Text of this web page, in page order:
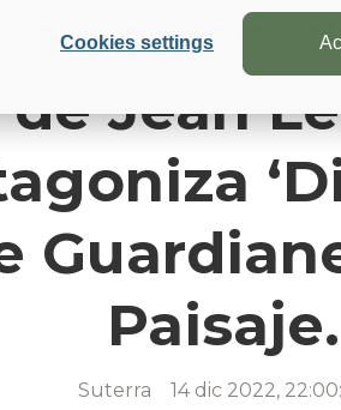
Cookies settings
Torres,
de Jean
Paisaje.
Suterra 14 dic 2022,